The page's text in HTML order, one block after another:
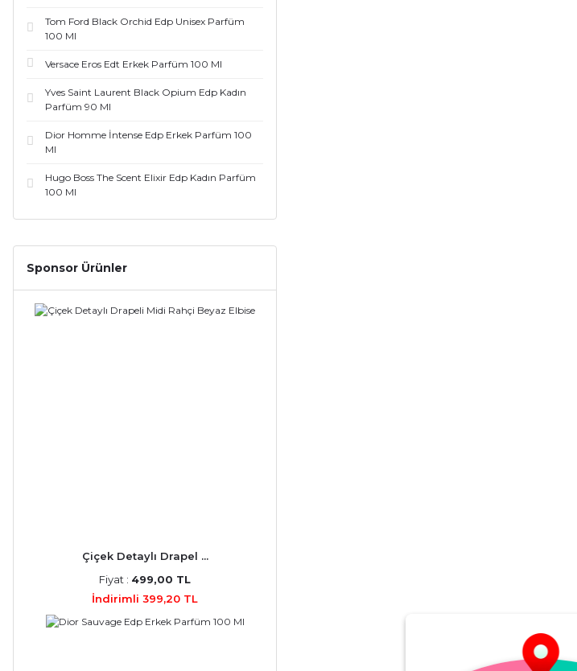
Tom Ford Black Orchid Edp Unisex Parfüm
100 Ml
Versace Eros Edt Erkek Parfüm 100 Ml
Yves Saint Laurent Black Opium Edp Kadın
Parfüm 90 Ml
Dior Homme İntense Edp Erkek Parfüm 100
Ml
Hugo Boss The Scent Elixir Edp Kadın Parfüm
100 Ml
Sponsor Ürünler
Çiçek Detaylı Drapel ...
Fiyat : 499,00 TL
İndirimli 399,20 TL